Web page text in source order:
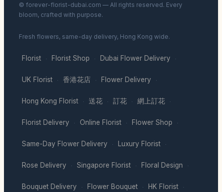
© forever-florist-dubai.com — All rights reserved. Every
bloom, crafted with purpose.
Fresh flowers, same-day delivery, Hong Kong wide.
Florist · Florist Shop · Dubai Flower Delivery ·
UK Florist · 香港花店 · Flower Delivery ·
Hong Kong Florist · 送花 · 訂花 · 網上訂花 ·
Florist Delivery · Online Florist · Flower Shop ·
Same-Day Flower Delivery · Luxury Florist ·
Rose Delivery · Singapore Florist · Floral Design ·
Bouquet Delivery · Flower Bouquet · HK Florist ·